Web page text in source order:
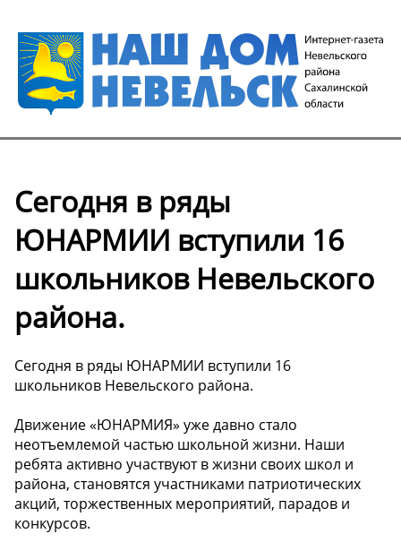
Сегодня в ряды
ЮНАРМИИ вступили 16
школьников Невельского
района.
Сегодня в ряды ЮНАРМИИ вступили 16
школьников Невельского района.
Движение «ЮНАРМИЯ» уже давно стало
неотъемлемой частью школьной жизни. Наши
ребята активно участвуют в жизни своих школ и
района, становятся участниками патриотических
акций, торжественных мероприятий, парадов и
конкурсов.